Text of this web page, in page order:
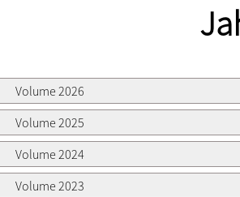
Volume 2026
Volume 2025
Volume 2024
Volume 2023